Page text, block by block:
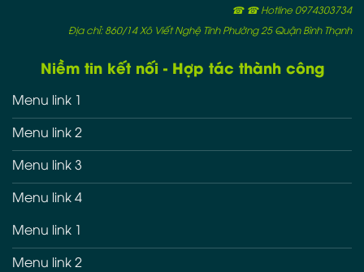
☎ ☎ Hotline 0974303734
Địa chỉ: 860/14 Xô Viết Nghệ Tĩnh Phường 25 Quận Bình Thạnh
Niềm tin kết nối - Hợp tác thành công
Menu link 1
Menu link 2
Menu link 3
Menu link 4
Menu link 1
Menu link 2